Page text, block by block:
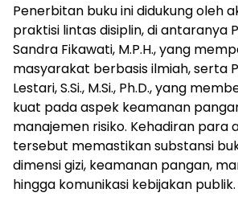
Penerbitan buku ini didukung oleh
praktisi lintas disiplin, di antaranya
Sandra Fikawati, M.P.H., yang
masyarakat berbasis ilmiah, serta
Lestari, S.Si., M.Si., Ph.D., yang
kuat pada aspek keamanan
manajemen risiko. Kehadiran para
tersebut memastikan substansi
dimensi gizi, keamanan pangan,
hingga komunikasi kebijakan publik.